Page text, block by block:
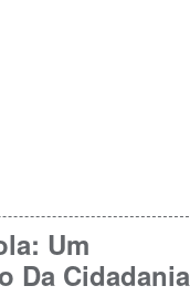
Um
Da Cidadania